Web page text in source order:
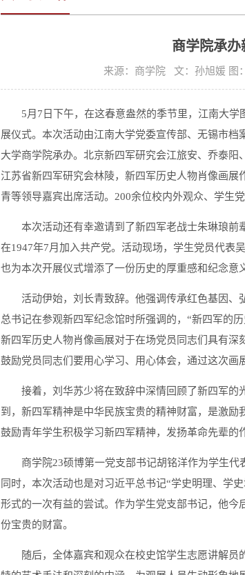
商学院承
来源：商学院 文：孙旭媛
5月7日下午，在这春意盎然的季节里，江南大
展仪式。本次活动由江南大学党委宣传部、无锡市
大学商学院承办。北京新四军研究会江旅安、乔泰
江苏省新四军研究会林陵，新四军历史人物肖像画
青等领导嘉宾出席活动。200余位校内外观众、学生
本次活动还有幸邀请到了新四军老战士朱琳琅
在1947年7月加入共产党。活动现场，学生党员代表
也为本次开展仪式增添了一份历史的厚重感和纪念意
活动伊始，刘长青致辞。他强调传承红色基因
总书记在参观新四军纪念馆时所强调的，“新四军的
新四军历史人物肖像画展对于在场党员同志们具有
鼓励党员同志们要用心学习、用心体会，通过这次
接着，刘华苏少将在致辞中深情回顾了新四军
到，新四军精神是中华民族宝贵的精神财富，是激
鼓励青年学生积极学习新四军精神，发扬革命先辈
商学院23硕博第一党支部书记胡铭洋作为学生
同时，本次活动也是对习近平总书记“学史明理、学
形式的一次有益的尝试。作为学生党支部书记，他
份宝贵的财富。
随后，全体嘉宾和观众在校史馆学生志愿讲解